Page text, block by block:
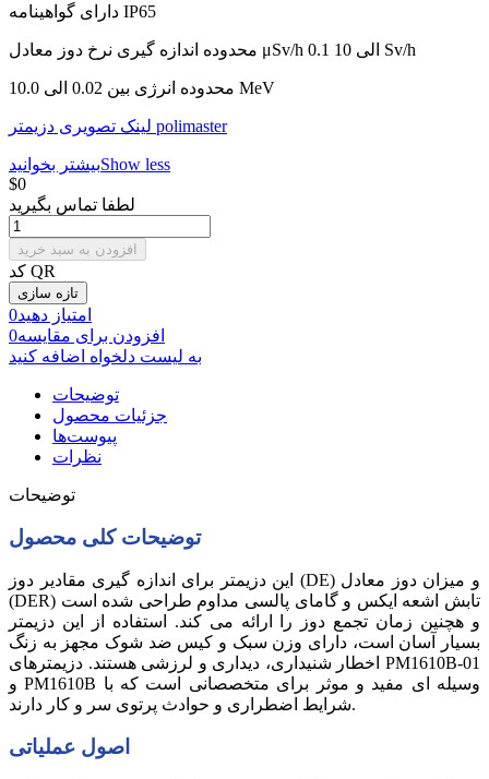
دارای گواهینامه IP65
محدوده اندازه گیری نرخ دوز معادل μSv/h 0.1 الی 10 Sv/h
محدوده انرژی بین 0.02 الی 10.0 MeV
لینک تصویری دزیمتر polimaster
بیشتر بخوانیدShow less
‎$0
لطفا تماس بگیرید
افزودن به سبد خرید
کد QR
امتیاز دهید0
افزودن برای مقایسه0
به لیست دلخواه اضافه کنید
توضیحات
جزئیات محصول
پیوست‌ها
نظرات
توضیحات
توضیحات کلی محصول
این دزیمتر برای اندازه گیری مقادیر دوز (DE) و میزان دوز معادل
(DER) تابش اشعه ایکس و گامای پالسی مداوم طراحی شده است
و هچنین زمان تجمع دوز را ارائه می کند. استفاده از این دزیمتر
بسیار آسان است، دارای وزن سبک و کیس ضد شوک مجهز به زنگ
اخطار شنیداری، دیداری و لرزشی هستند. دزیمترهای PM1610B-01
و PM1610B وسیله ای مفید و موثر برای متخصصانی است که با
شرایط اضطراری و حوادث پرتوی سر و کار دارند.
اصول عملیاتی